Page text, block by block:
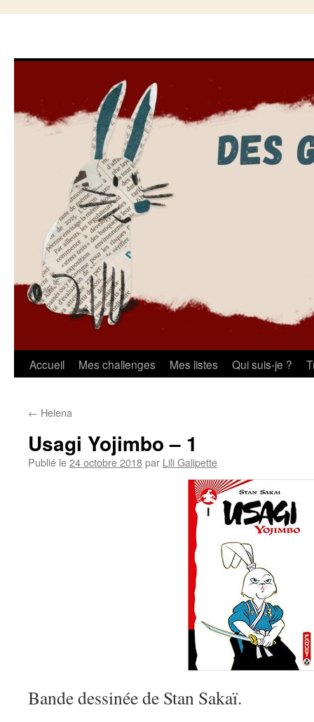
Aller
contenu
Accueil Mes challenges Mes listes Qui suis-je ?
← Helena
Usagi Yojimbo – 1
Publié le24 octobre 2018par Lili Galipette
Bande dessinée de Stan Sakaï.